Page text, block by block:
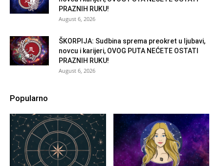
PRAZNIH RUKU!
August 6, 2026
ŠKORPIJA: Sudbina sprema preokret u ljubavi,
novcu i karijeri, OVOG PUTA NEĆETE OSTATI
PRAZNIH RUKU!
August 6, 2026
Popularno